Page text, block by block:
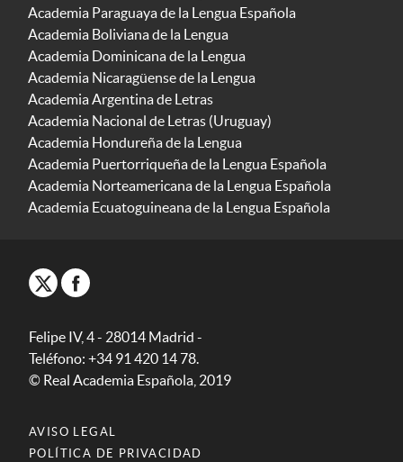
Academia Paraguaya de la Lengua Española
Academia Boliviana de la Lengua
Academia Dominicana de la Lengua
Academia Nicaragüense de la Lengua
Academia Argentina de Letras
Academia Nacional de Letras (Uruguay)
Academia Hondureña de la Lengua
Academia Puertorriqueña de la Lengua Española
Academia Norteamericana de la Lengua Española
Academia Ecuatoguineana de la Lengua Española
Felipe IV, 4 - 28014 Madrid -
Teléfono: +34 91 420 14 78.
© Real Academia Española, 2019
AVISO LEGAL
POLÍTICA DE PRIVACIDAD